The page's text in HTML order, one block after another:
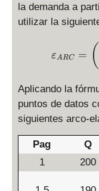
la demanda a
utilizar la
εARC = (
Aplicando la
puntos de datos
siguientes arco-
Pag Q
1
200